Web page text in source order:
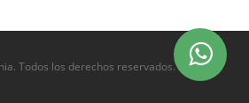
Todos los derechos reservados.